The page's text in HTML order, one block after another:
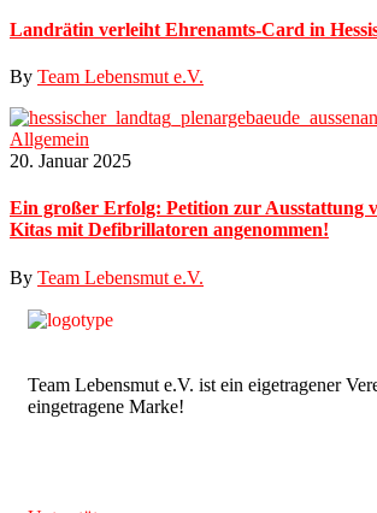
Landrätin verleiht Ehrenamts-Card in
By Team Lebensmut e.V.
Allgemein
20. Januar 2025
Ein großer Erfolg: Petition zur Ausstattung
Kitas mit Defibrillatoren angenommen!
By Team Lebensmut e.V.
Team Lebensmut e.V. ist ein eigetragener
eingetragene Marke!